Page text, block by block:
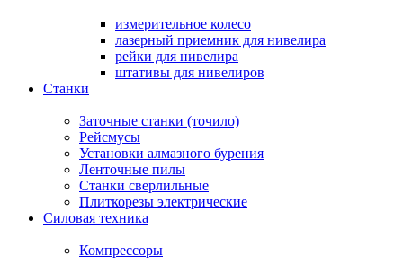
измерительное колесо
лазерный приемник для нивелира
рейки для нивелира
штативы для нивелиров
Станки
Заточные станки (точило)
Рейсмусы
Установки алмазного бурения
Ленточные пилы
Станки сверлильные
Плиткорезы электрические
Силовая техника
Компрессоры